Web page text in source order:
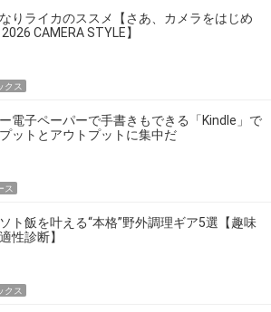
りライカのススメ【さあ、カメラをはじめ
CAMERA STYLE】
クス
電子ペーパーで手書きもできる「Kindle」で
ットとアウトプットに集中だ
ス
ト飯を叶える“本格”野外調理ギア5選【趣味
性診断】
クス